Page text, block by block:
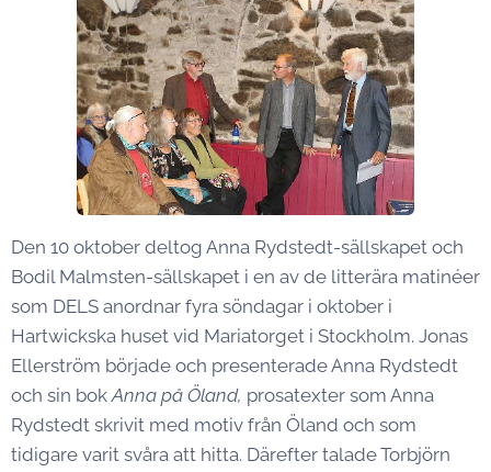
Den 10 oktober deltog Anna Rydstedt-sällskapet och
Bodil Malmsten-sällskapet i en av de litterära matinéer
som DELS anordnar fyra söndagar i oktober i
Hartwickska huset vid Mariatorget i Stockholm. Jonas
Ellerström började och presenterade Anna Rydstedt
och sin bokAnna på Öland, prosatexter som Anna
Rydstedt skrivit med motiv från Öland och som
tidigare varit svåra att hitta. Därefter talade Torbjörn